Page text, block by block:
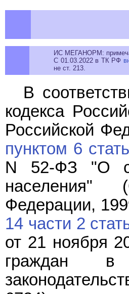
ИС МЕГАНОРМ:
С 01.03.2022 в ТК РФ
не ст. 213.
В
кодекса
Российской
пунктом 6
N 52-ФЗ "О
населения"
Федерации,
14 части 2
от 21 ноября
граждан в